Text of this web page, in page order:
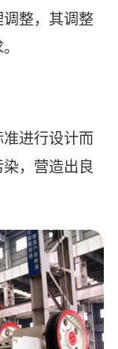
整，其调整
进行设计而
，营造出良